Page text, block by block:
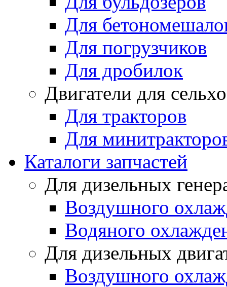
Для
Для погрузчиков
Для дробилок
Двигатели для
Для тракторов
Для
Каталоги запчастей
Для дизельных
Воздушного
Водяного
Для дизельных
Воздушного